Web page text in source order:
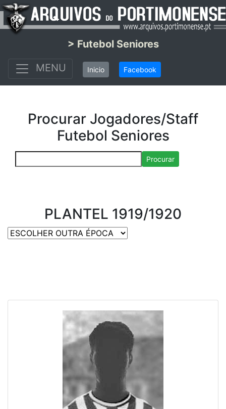
> Futebol Seniores
MENU
Inicio Facebook
Procurar Jogadores/Staff
Futebol Seniores
Procurar
PLANTEL 1919/1920